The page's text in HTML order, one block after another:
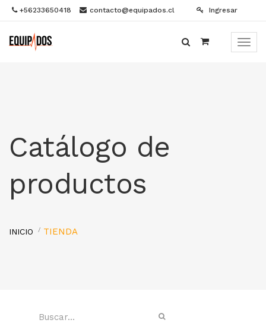
+56233650418 contacto@equipados.cl Ingresar
Menú
Catálogo de
productos
INICIO TIENDA